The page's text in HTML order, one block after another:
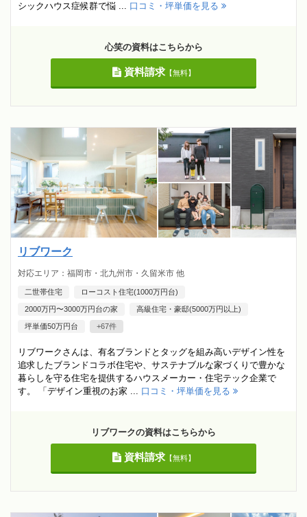
シックハウス症候群で悩 ... 口コミ・坪単価を見る
心笑の資料はこちらから
資料請求【無料】
リブワーク
対応エリア：福岡市・北九州市・久留米市 他
二世帯住宅 ローコスト住宅(1000万円台)
2000万円〜3000万円台の家 高級住宅・豪邸(5000万円以上)
坪単価50万円台 +67件
リブワークさんは、有名ブランドとタッグを組み高いデザイン性を
追求したブランドコラボ住宅や、サステナブルな家づくりで豊かな
暮らしを守る住宅を提供するハウスメーカー・住宅テック企業で
す。 「デザイン重視のお家 ... 口コミ・坪単価を見る
リブワークの資料はこちらから
資料請求【無料】